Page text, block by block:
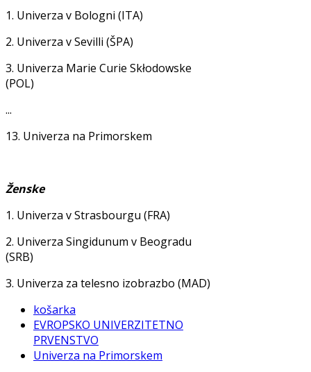
1. Univerza v Bologni (ITA)
2. Univerza v Sevilli (ŠPA)
3. Univerza Marie Curie Skłodowske
(POL)
...
13. Univerza na Primorskem
Ženske
1. Univerza v Strasbourgu (FRA)
2. Univerza Singidunum v Beogradu
(SRB)
3. Univerza za telesno izobrazbo (MAD)
košarka
EVROPSKO UNIVERZITETNO
PRVENSTVO
Univerza na Primorskem